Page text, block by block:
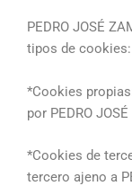
PEDRO JOSÉ
tipos de
*Cookies
por PEDRO
*Cookies de
tercero ajeno a